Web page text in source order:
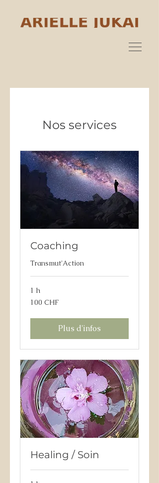
Nos services
Coaching
Transmut'Action
1 h
100
francs
100 CHF
Plus d'infos
Healing / Soin